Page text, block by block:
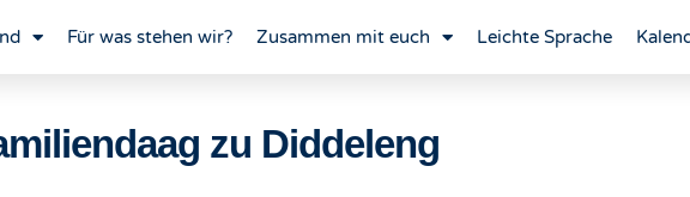
Für was stehen wir? Zusammen mit euch Leichte Sprache
zu Diddeleng